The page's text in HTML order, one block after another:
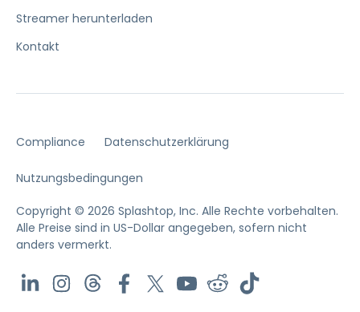
Streamer herunterladen
Kontakt
Compliance Datenschutzerklärung
Nutzungsbedingungen
Copyright © 2026 Splashtop, Inc. Alle Rechte vorbehalten.
Alle Preise sind in US-Dollar angegeben, sofern nicht
anders vermerkt.